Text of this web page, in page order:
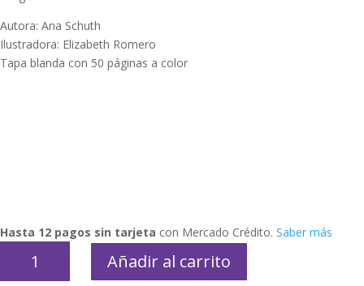
Autora: Ana Schuth
Ilustradora: Elizabeth Romero
Tapa blanda con 50 páginas a color
Hasta 12 pagos sin tarjeta con Mercado Crédito. Saber más
Doctor
Añadir al carrito